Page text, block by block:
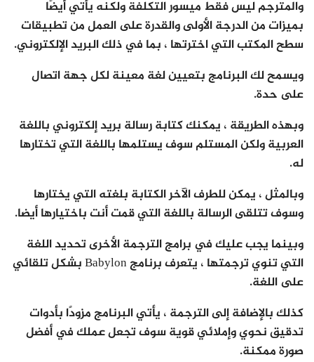
والمترجم ليس فقط ميسور التكلفة ولكنه يأتي أيضًا
بميزات من الدرجة الأولى والقدرة على العمل من تطبيقات
سطح المكتب التي اخترتها ، بما في ذلك البريد الإلكتروني.
ويسمح لك البرنامج بتعيين لغة معينة لكل جهة اتصال
على حدة.
وبهذه الطريقة ، يمكنك كتابة رسالة بريد إلكتروني باللغة
العربية ولكن المستلم سوف يستلمها باللغة التي تختارها
له.
وبالمثل ، يمكن للطرف الآخر الكتابة بلغته التي يختارها
وسوف تتلقى الرسالة باللغة التي قمت أنت باختيارها أيضا.
وبينما يجب عليك في برامج الترجمة الأخرى تحديد اللغة
التي تنوي ترجمتها ، يتعرف برنامج Babylon بشكل تلقائي
على اللغة.
كذلك بالإضافة إلى الترجمة ، يأتي البرنامج مزودًا بأدوات
تدقيق نحوي وإملائي قوية سوف تجعل عملك في أفضل
صورة ممكنة.